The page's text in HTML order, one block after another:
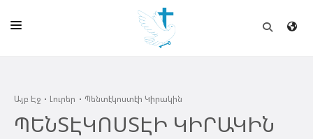
ԵԿԵՂԵՑԻ
ՈՒՂԻՂ
Այբ Էջ Լուրեր Պենտէկոստէի Կիրակին
ՊԵՆՏԷԿՈՍՏԷԻ ԿԻՐԱԿԻՆ